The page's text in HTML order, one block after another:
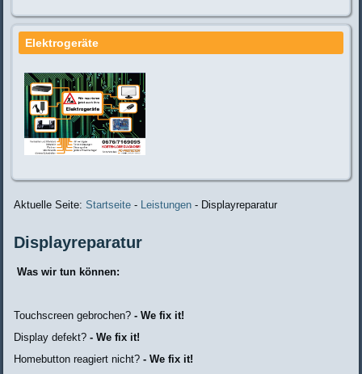
Elektrogeräte
Aktuelle Seite:Startseite - Leistungen - Displayreparatur
Displayreparatur
Was wir tun können:
Touchscreen gebrochen?- We fix it!
Display defekt?- We fix it!
Homebutton reagiert nicht?- We fix it!